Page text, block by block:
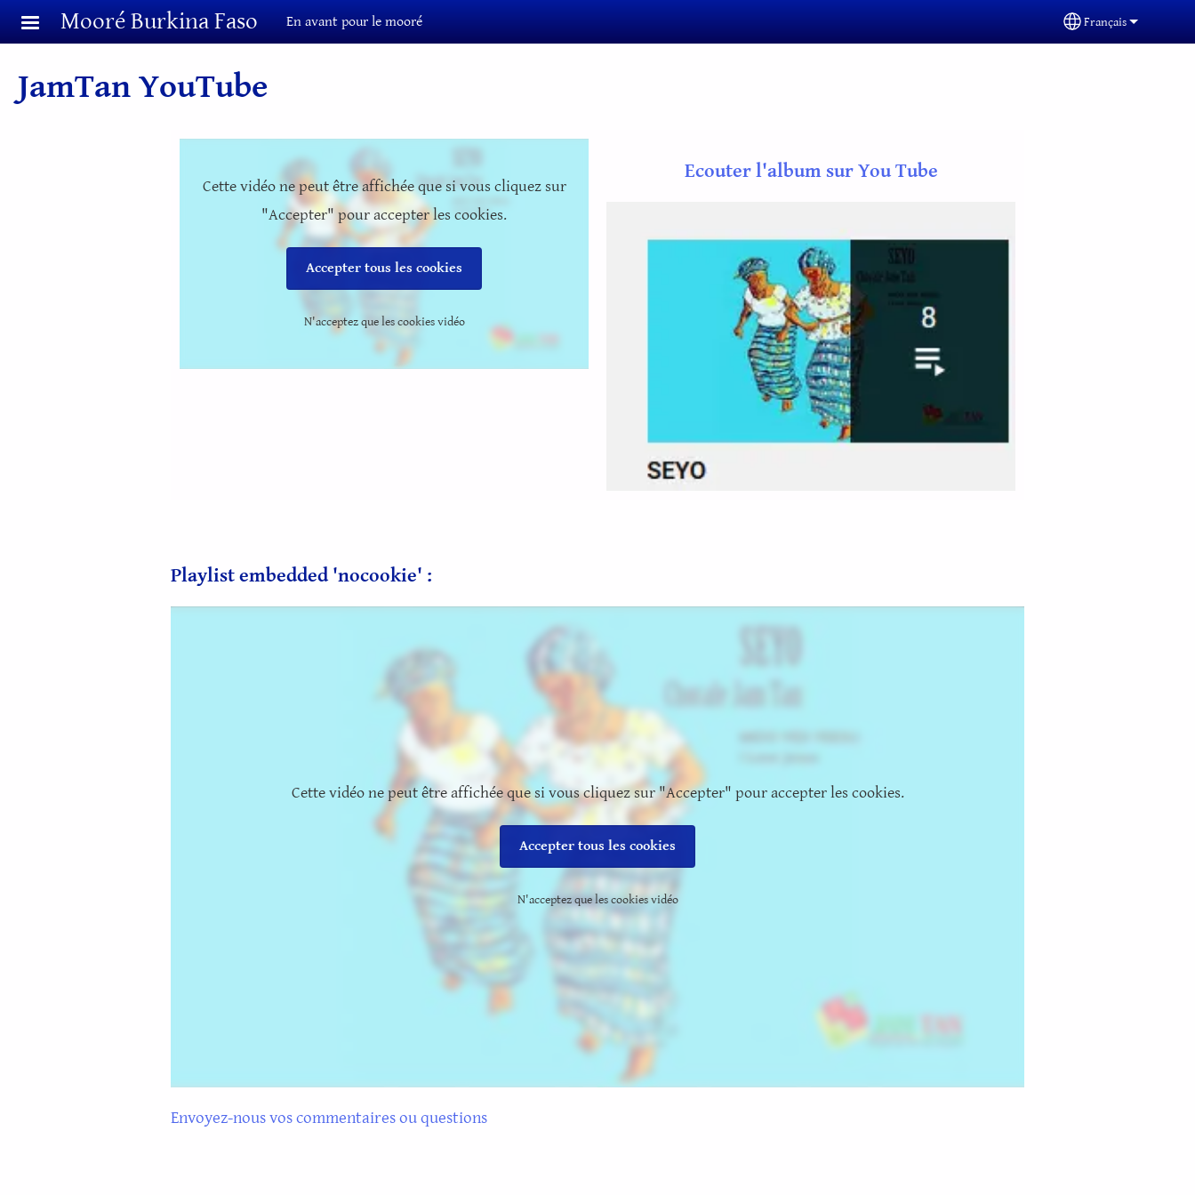
Aller au contenu principal
Mooré Burkina Faso En avant pour le mooré Select your
Français
JamTan YouTube
Cette vidéo ne peut être affichée que si vous cliquez sur
"Accepter" pour accepter les cookies.
Accepter tous les cookies
N'acceptez que les cookies vidéo
Ecouter l'album sur You Tube
Playlist embedded 'nocookie' :
Cette vidéo ne peut être affichée que si vous cliquez sur "Accepter" pour accepter les cookies.
Accepter tous les cookies
N'acceptez que les cookies vidéo
Envoyez-nous vos commentaires ou questions